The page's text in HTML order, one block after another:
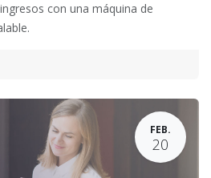
con una máquina de
FEB.
20